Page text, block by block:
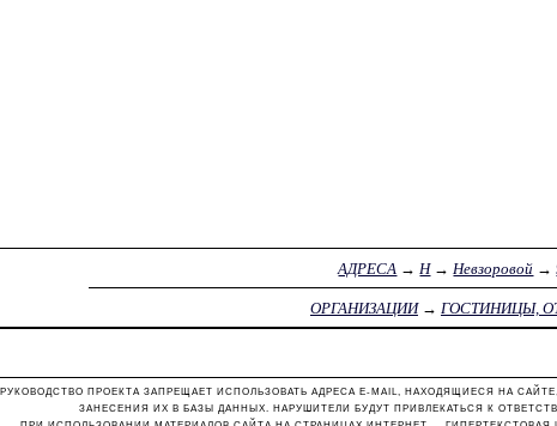
АДРЕСА → Н→ Невзоровой →
ОРГАНИЗАЦИИ→ ГОСТИНИЦЫ,
РУКОВОДСТВО ПРОЕКТА ЗАПРЕЩАЕТ ИСПОЛЬЗОВАТЬ АДРЕСА E-MAIL, НАХОДЯЩИЕСЯ НА
ЗАНЕСЕНИЯ ИХ В БАЗЫ ДАННЫХ. НАРУШИТЕЛИ БУДУТ ПРИВЛЕКАТЬСЯ К